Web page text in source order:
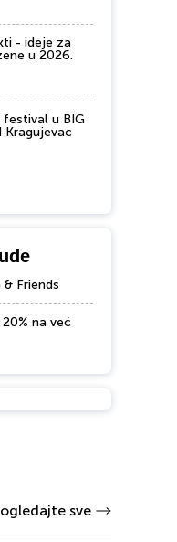
- ideje za
u 2026.
festival u BIG
Kragujevac
& Friends
na već
sve